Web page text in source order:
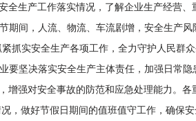
全生产工作落实情况，了解企业生产经营
期间，人流、物流、车流剧增，安全生产
抓实安全生产各项工作，全力守护人民群
要坚决落实安全生产主体责任，加强日常
增强对安全事故的防范和应急处理能力。
，做好节假日期间的值班值守工作，确保